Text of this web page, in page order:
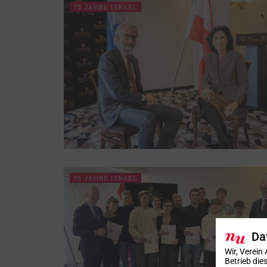
75 JAHRE ISRAEL
75 JAHRE ISRAEL
Wir,
Betrieb